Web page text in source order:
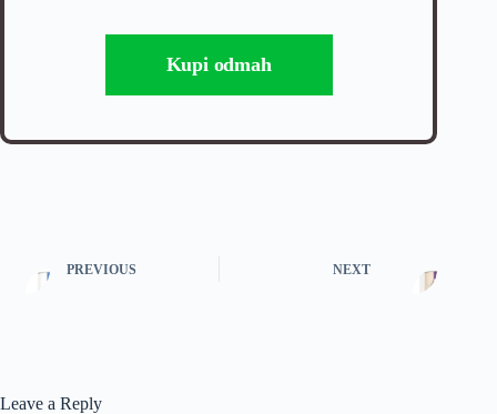
Kupi odmah
PREVIOUS NEXT
Leave a Reply